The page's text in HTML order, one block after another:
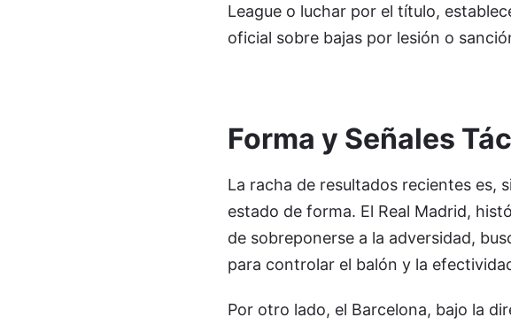
League o luchar por el título,
oficial sobre bajas por lesión o
Forma y Señales
La racha de resultados recientes es,
estado de forma. El Real Madrid,
de sobreponerse a la adversidad,
para controlar el balón y la
Por otro lado, el Barcelona, bajo la